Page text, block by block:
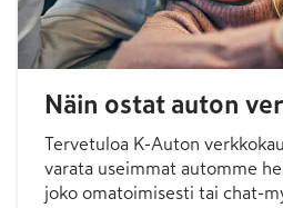
Näin ostat auton
Tervetuloa K-Auton
varata useimmat automme
joko omatoimisesti tai chat-